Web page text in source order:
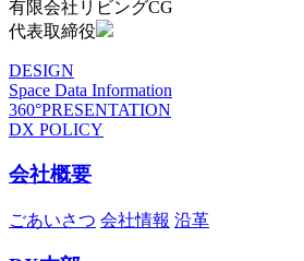
有限会社リビングCG
代表取締役
DESIGN
Space Data Information
360°PRESENTATION
DX POLICY
会社概要
ごあいさつ 会社情報 沿革